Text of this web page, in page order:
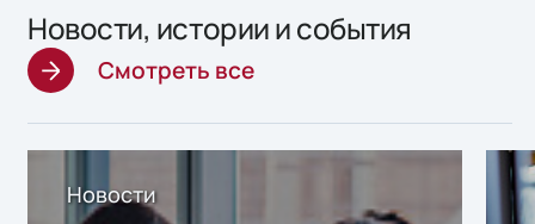
Новости, истории и события
Смотреть все
Новости